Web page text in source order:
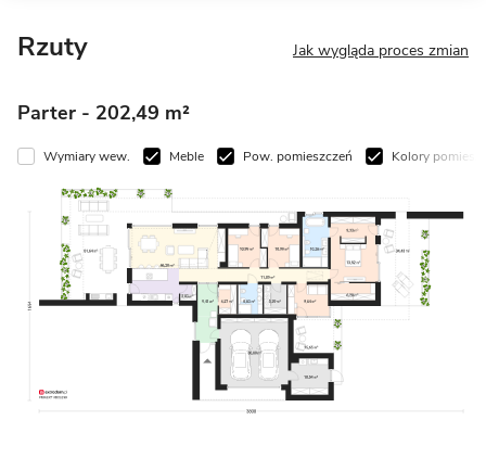
Rzuty Jak wygląda proces zmian
Parter - 202,49 m²
Wymiary wew. Meble Pow. pomieszczeń Kolory